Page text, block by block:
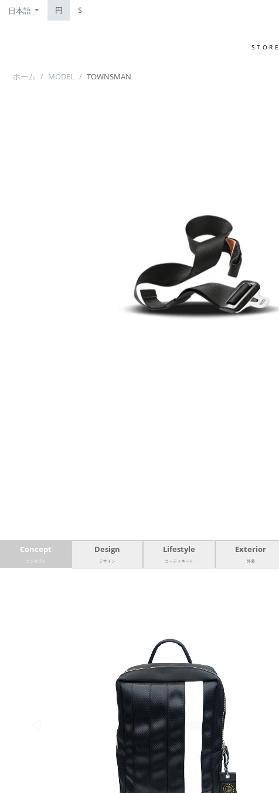
日本語 円 $
STORE
ホーム / MODEL / TOWNSMAN
Concept
コンセプト
Design
デザイン
Lifestyle
コーディネート
Exterior
外装